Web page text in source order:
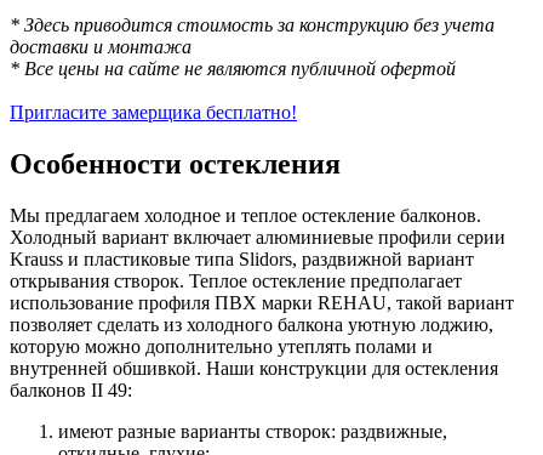
* Здесь приводится стоимость за конструкцию без учета
доставки и монтажа
* Все цены на сайте не являются публичной офертой
Пригласите замерщика бесплатно!
Особенности остекления
Мы предлагаем холодное и теплое остекление балконов.
Холодный вариант включает алюминиевые профили серии
Krauss и пластиковые типа Slidors, раздвижной вариант
открывания створок. Теплое остекление предполагает
использование профиля ПВХ марки REHAU, такой вариант
позволяет сделать из холодного балкона уютную лоджию,
которую можно дополнительно утеплять полами и
внутренней обшивкой. Наши конструкции для остекления
балконов II 49:
имеют разные варианты створок: раздвижные,